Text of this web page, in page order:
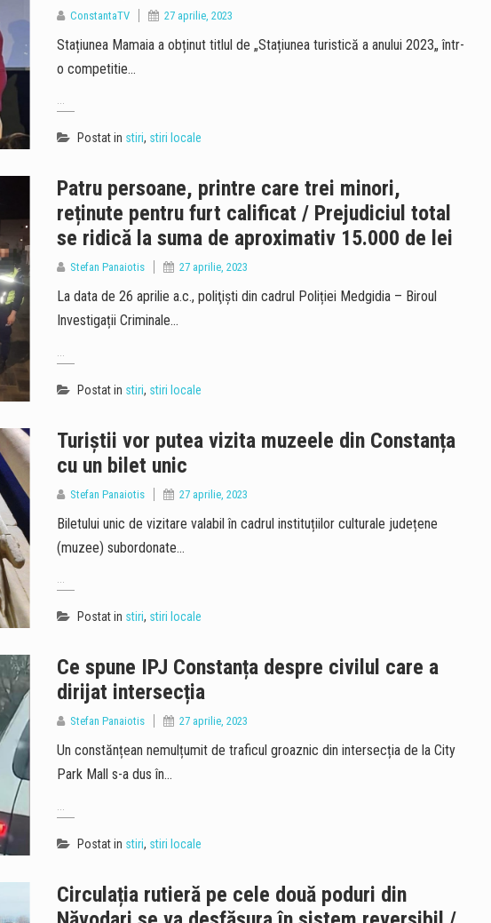
ConstantaTV 27 aprilie, 2023
Stațiunea Mamaia a obținut titlul de „Stațiunea turistică a anului 2023„ într-
o competitie…
...
Postat in stiri, stiri locale
Patru persoane, printre care trei minori,
reținute pentru furt calificat / Prejudiciul total
se ridică la suma de aproximativ 15.000 de lei
Stefan Panaiotis 27 aprilie, 2023
La data de 26 aprilie a.c., poliţişti din cadrul Poliției Medgidia – Biroul
Investigații Criminale…
Postat in stiri, stiri locale
Turiștii vor putea vizita muzeele din Constanța
cu un bilet unic
Stefan Panaiotis 27 aprilie, 2023
Biletului unic de vizitare valabil în cadrul instituțiilor culturale județene
(muzee) subordonate…
...
Postat in stiri, stiri locale
Ce spune IPJ Constanța despre civilul care a
dirijat intersecția
Stefan Panaiotis 27 aprilie, 2023
Un constănțean nemulțumit de traficul groaznic din intersecția de la City
Park Mall s-a dus în…
Postat in stiri, stiri locale
Circulația rutieră pe cele două poduri din